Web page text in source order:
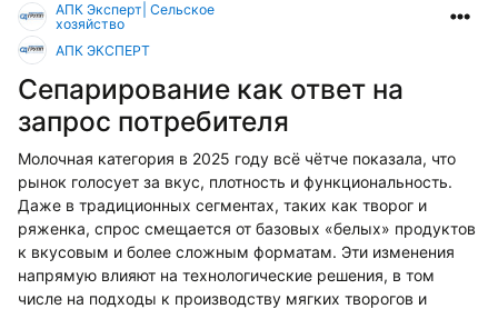
АПК Эксперт| Сельское
хозяйство
АПК ЭКСПЕРТ
Сепарирование как ответ на
запрос потребителя
Молочная категория в 2025 году всё чётче показала, что
рынок голосует за вкус, плотность и функциональность.
Даже в традиционных сегментах, таких как творог и
ряженка, спрос смещается от базовых «белых» продуктов
к вкусовым и более сложным форматам. Эти изменения
напрямую влияют на технологические решения, в том
числе на подходы к производству мягких творогов и